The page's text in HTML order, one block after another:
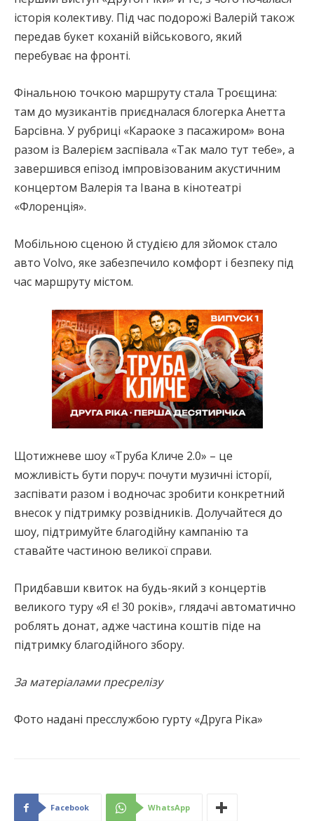
історія колективу. Під час подорожі Валерій також
передав букет коханій військового, який
перебуває на фронті.
Фінальною точкою маршруту стала Троєщина:
там до музикантів приєдналася блогерка Анетта
Барсівна. У рубриці «Караоке з пасажиром» вона
разом із Валерієм заспівала «Так мало тут тебе», а
завершився епізод імпровізованим акустичним
концертом Валерія та Івана в кінотеатрі
«Флоренція».
Мобільною сценою й студією для зйомок стало
авто Volvo, яке забезпечило комфорт і безпеку під
час маршруту містом.
Щотижневе шоу «Труба Кличе 2.0» – це
можливість бути поруч: почути музичні історії,
заспівати разом і водночас зробити конкретний
внесок у підтримку розвідників. Долучайтеся до
шоу, підтримуйте благодійну кампанію та
ставайте частиною великої справи.
Придбавши квиток на будь-який з концертів
великого туру «Я є! 30 років», глядачі автоматично
роблять донат, адже частина коштів піде на
підтримку благодійного збору.
За матеріалами пресрелізу
Фото надані пресслужбою гурту «Друга Ріка»
Facebook WhatsApp